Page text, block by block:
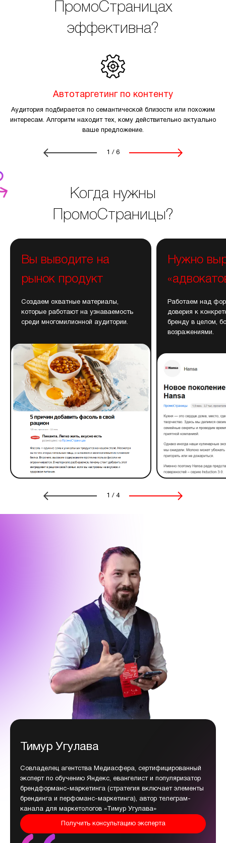
ПромоСтраницах
эффективна?
Автотаргетинг по контенту
Аудитория подбирается по семантической близости или похожим
интересам. Алгоритм находит тех, кому действительно актуально
ваше предложение.
1 / 6
Когда нужны
ПромоСтраницы?
Вы выводите на
рынок продукт
Создаем охватные материалы,
которые работают на узнаваемость
среди многомилионной аудитории.
Нужно
Работаем над
доверия к
бренду в целом,
возражениями.
1 / 4
Тимур Угулава
Совладелец агентства Медиасфера, сертифицированный
эксперт по обучению Яндекс, евангелист и популяризатор
брендформанс-маркетинга (стратегия включает элементы
брендинга и перфоманс-маркетинга), автор телеграм-
канала для маркетологов «Тимур Угулава»
Получить консультацию эксперта